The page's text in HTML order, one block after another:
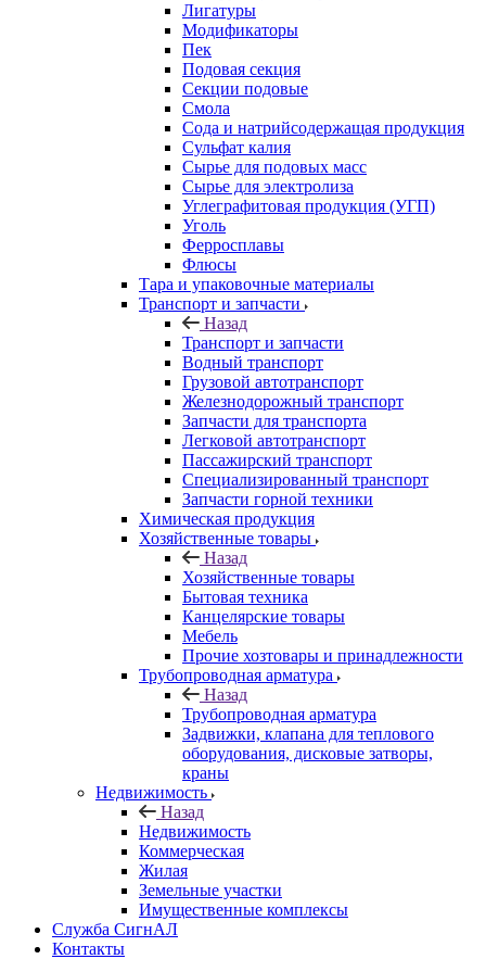
Лигатуры
Модификаторы
Пек
Подовая секция
Секции подовые
Смола
Сода и натрийсодержащая продукция
Сульфат калия
Сырье для подовых масс
Сырье для электролиза
Углеграфитовая продукция (УГП)
Уголь
Ферросплавы
Флюсы
Тара и упаковочные материалы
Транспорт и запчасти
Назад
Транспорт и запчасти
Водный транспорт
Грузовой автотранспорт
Железнодорожный транспорт
Запчасти для транспорта
Легковой автотранспорт
Пассажирский транспорт
Специализированный транспорт
Запчасти горной техники
Химическая продукция
Хозяйственные товары
Назад
Хозяйственные товары
Бытовая техника
Канцелярские товары
Мебель
Прочие хозтовары и принадлежности
Трубопроводная арматура
Назад
Трубопроводная арматура
Задвижки, клапана для теплового
оборудования, дисковые затворы,
краны
Недвижимость
Назад
Недвижимость
Коммерческая
Жилая
Земельные участки
Имущественные комплексы
Служба СигнАЛ
Контакты